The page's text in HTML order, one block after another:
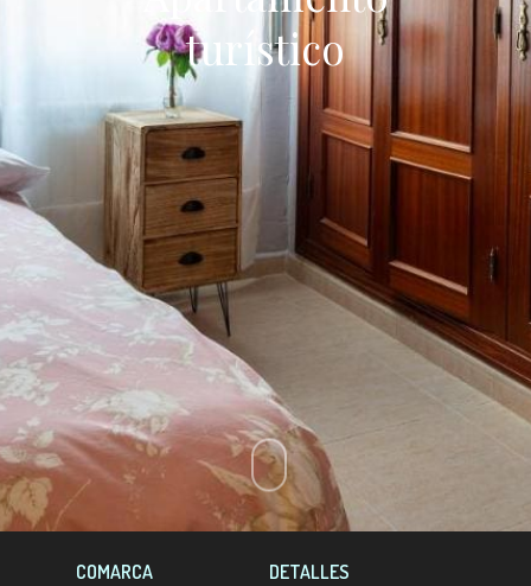
turístico
COMARCA DETALLES